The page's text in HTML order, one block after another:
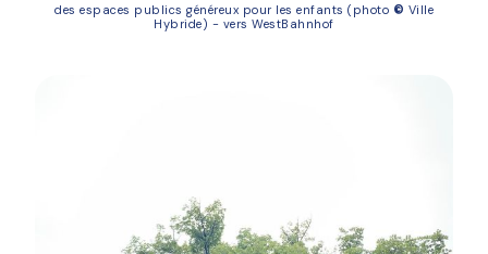
des espaces publics généreux pour les enfants‌ ‌(photo © Ville
Hybride) - vers WestBahnhof